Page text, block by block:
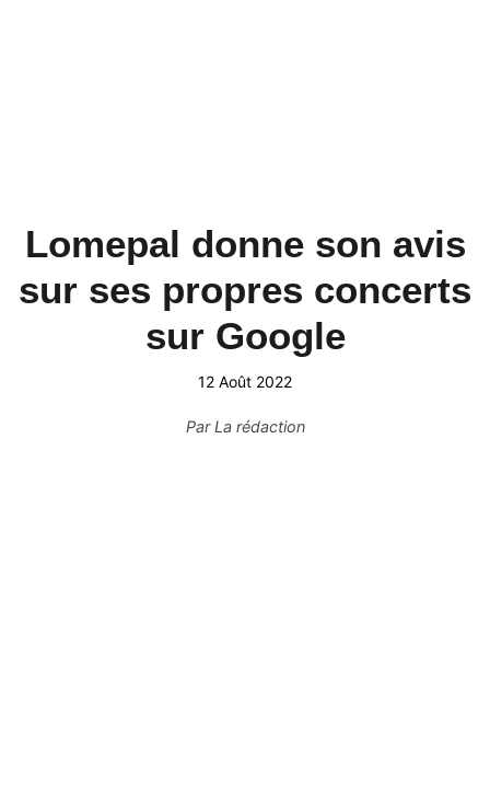
Lomepal donne son avis
sur ses propres concerts
sur Google
12 Août 2022
ParLa rédaction